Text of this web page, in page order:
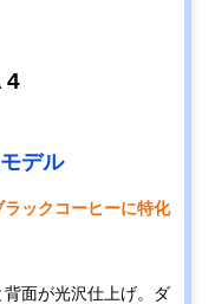
4
デル
ラックコーヒーに特化
面が光沢仕上げ。ダ